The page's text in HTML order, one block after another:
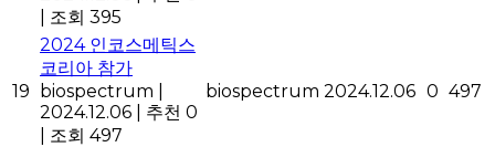
조회 395
19
2024 인코스메틱스
코리아 참가
biospectrum
2024.12.06
추천 0
조회 497
biospectrum 2024.12.06 0 497